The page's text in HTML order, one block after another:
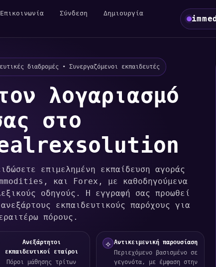
Επικοινωνία Σύνδεση
Δημιουργία
διαδρομές • Συνεργαζόμενοι εκπαιδευτές
λογαριασμό
στο
επιμελημένη εκπαίδευση αγοράς
και Forex, με καθοδηγούμενα
οδηγούς. Η εγγραφή σας προωθεί
εκπαιδευτικούς παρόχους για
πόρους.
Ανεξάρτητοι
εκπαιδευτικοί εταίροι
Πόροι μάθησης τρίτων
⟡ Αντικειμενική παρουσίαση
Περιεχόμενο βασισμένο σε
γεγονότα, με έμφαση στην